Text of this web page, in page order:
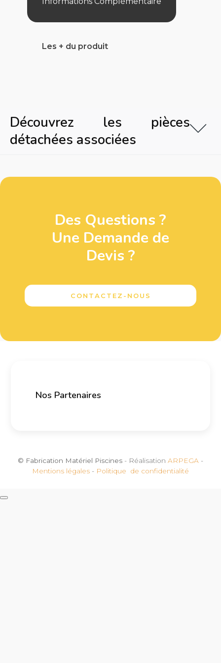
Les + du produit
Découvrez les pièces
détachées associées
Des Questions ?
Une Demande de
Devis ?
CONTACTEZ-NOUS
Nos Partenaires
© Fabrication Matériel Piscines - Réalisation ARPEGA -
Mentions légales - Politique de confidentialité